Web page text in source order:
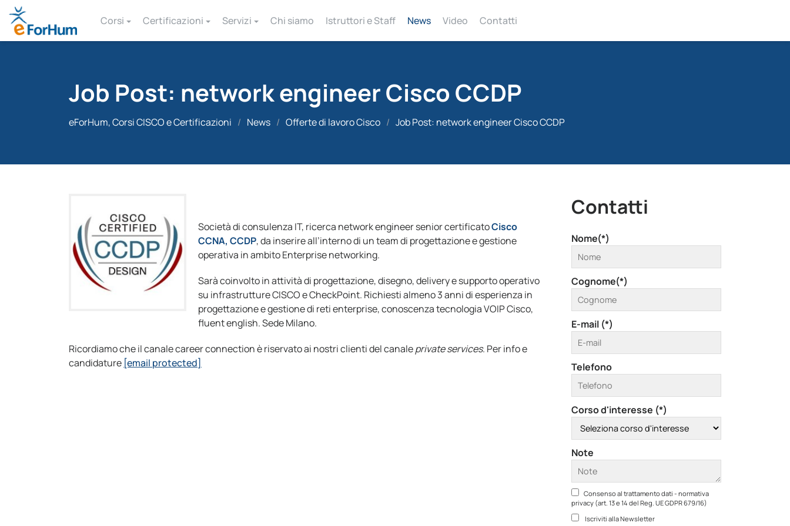
Corsi Certificazioni Servizi Chi siamo Istruttori e Staff News Video Contatti
Job Post: network engineer Cisco CCDP
eForHum, Corsi CISCO e Certificazioni / News / Offerte di lavoro Cisco / Job Post: network engineer Cisco CCDP
Società di consulenza IT, ricerca network engineer senior certificatoCisco
CCNA, CCDP, da inserire all’interno di un team di progettazione e gestione
operativa in ambito Enterprise networking.
Sarà coinvolto in attività di progettazione, disegno, delivery e supporto operativo
su infrastrutture CISCO e CheckPoint. Richiesti almeno 3 anni di esperienza in
progettazione e gestione di reti enterprise, conoscenza tecnologia VOIP Cisco,
fluent english. Sede Milano.
Ricordiamo che il canale career connection è riservato ai nostri clienti del canaleprivate services. Per info e
candidature [email protected]
Contatti
Nome(*)
Cognome(*)
E-mail (*)
Telefono
Corso d'interesse (*)
Note
Consenso al trattamento dati - normativa
privacy (art. 13 e 14 del Reg. UE GDPR 679/16)
Iscriviti alla Newsletter